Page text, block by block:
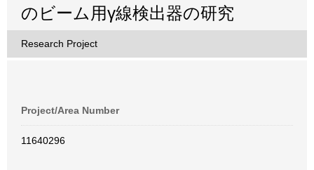
のビーム用γ線検出器の研究
Research Project
Project/Area Number
11640296